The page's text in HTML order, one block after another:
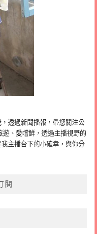
透過新聞播報，帶您關注公
遊、愛嚐鮮，透過主播視野的
主播台下的小確幸，與你分
閱